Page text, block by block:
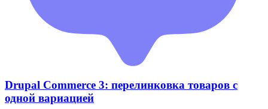
Drupal Commerce 3: перелинковка товаров с
одной вариацией